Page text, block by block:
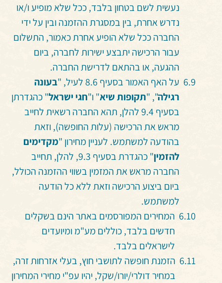
נעשית לשם בטחון בלבד, ככל שלא מופיע ו/או
נדרש אחרת, בין במסגרת ההזמנה ובין על ידי
החברה ככל שלא הופיע אחרת כאמור, התשלום
עבור הרכישה יתבצע ישירות לחברה, ביום
ההגעה, או בהתאם לדרישת החברה.
על האף האמור בסעיף 8‎.6 לעיל, "
בעונה
רגילה", "תקופות שיא" ו"חגי ישראל" כהגדרתן
בסעיף 9.4 להלן, תהא החברה רשאית לחייב
מראש את הרכישה (עלות החופשה), וזאת
בהודעה למשתמש. לעניין מחירון "מקדימים
להזמין
" כהגדרת בסעיף 9.3, להלן, תחייב
החברה מראש את המזמין בשווי ההזמנה הכולל,
ביום ביצוע הרכישה וזאת ללא כל הודעה
למשתמש.
המחירים המפורסמים באתר הינם בשקלים
חדשים בלבד, כוללים מע"מ ומיועדים
לישראלים בלבד.
הזמנת חופשה לתושבי חוץ, בעלי אזרחות זרה,
במחיר דולרי/יורו/שקל, יהיו עפ"י מחירי המחירון